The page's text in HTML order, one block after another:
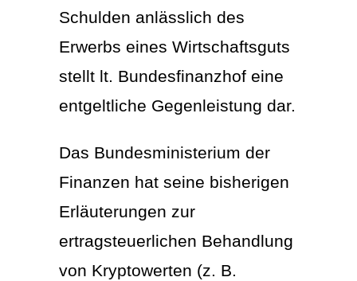
Schulden anlässlich des
Erwerbs eines Wirtschaftsguts
stellt lt. Bundesfinanzhof eine
entgeltliche Gegenleistung dar.
Das Bundesministerium der
Finanzen hat seine bisherigen
Erläuterungen zur
ertragsteuerlichen Behandlung
von Kryptowerten (z. B.